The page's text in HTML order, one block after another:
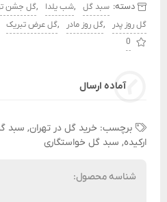
دسته: سبد گل ,شب یلدا ,گل جشن
گل روز پدر ,گل روز مادر ,گل عرض تبریک
0
آماده ارسال
برچسب: خرید گل در تهران, سبد
ارکیده, سبد گل خواستگاری
شناسه محصول: